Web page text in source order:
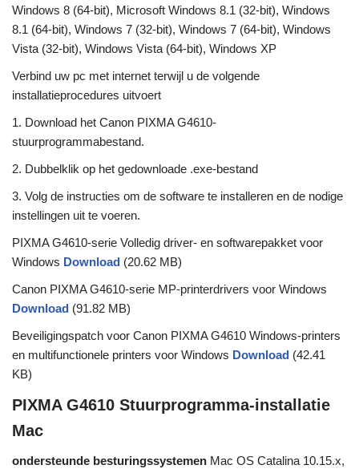
Windows 8 (64-bit), Microsoft Windows 8.1 (32-bit), Windows
8.1 (64-bit), Windows 7 (32-bit), Windows 7 (64-bit), Windows
Vista (32-bit), Windows Vista (64-bit), Windows XP
Verbind uw pc met internet terwijl u de volgende
installatieprocedures uitvoert
1. Download het Canon PIXMA G4610-
stuurprogrammabestand.
2. Dubbelklik op het gedownloade .exe-bestand
3. Volg de instructies om de software te installeren en de nodige
instellingen uit te voeren.
PIXMA G4610-serie Volledig driver- en softwarepakket voor
Windows Download (20.62 MB)
Canon PIXMA G4610-serie MP-printerdrivers voor Windows
Download (91.82 MB)
Beveiligingspatch voor Canon PIXMA G4610 Windows-printers
en multifunctionele printers voor Windows Download (42.41
KB)
PIXMA G4610 Stuurprogramma-installatie
Mac
ondersteunde besturingssystemen Mac OS Catalina 10.15.x,